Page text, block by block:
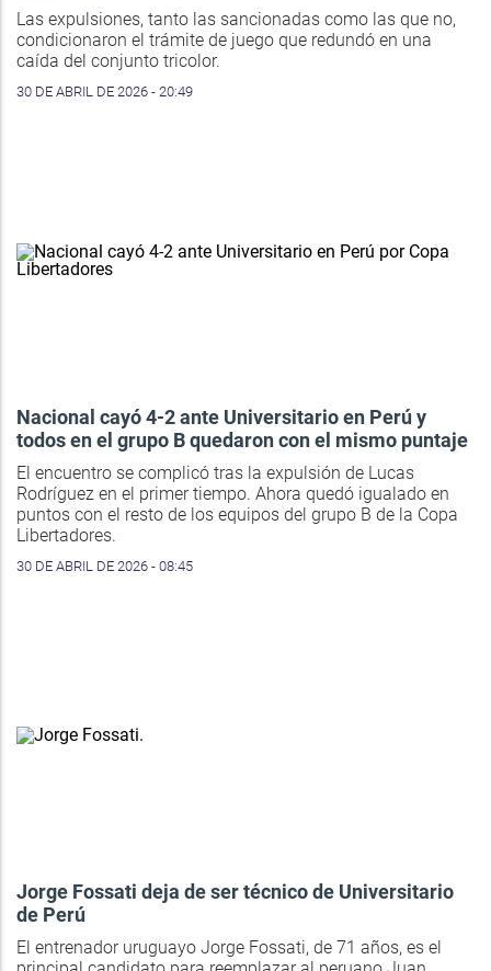
Las expulsiones, tanto las sancionadas como las que no,
condicionaron el trámite de juego que redundó en una
caída del conjunto tricolor.
30 DE ABRIL DE 2026 - 20:49
Nacional cayó 4-2 ante Universitario en Perú y
todos en el grupo B quedaron con el mismo puntaje
El encuentro se complicó tras la expulsión de Lucas
Rodríguez en el primer tiempo. Ahora quedó igualado en
puntos con el resto de los equipos del grupo B de la Copa
Libertadores.
30 DE ABRIL DE 2026 - 08:45
Jorge Fossati deja de ser técnico de Universitario
de Perú
El entrenador uruguayo Jorge Fossati, de 71 años, es el